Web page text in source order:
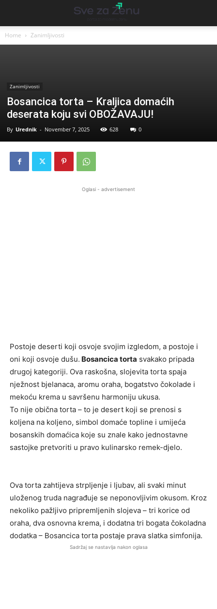
Home Zanimljivosti
Zanimljivosti
Bosancica torta – Kraljica domaćih
deserata koju svi OBOŽAVAJU!
By Urednik - November 7, 2025 628 0
Oglasi - advertisement
Postoje deserti koji osvoje svojim izgledom, a postoje i
oni koji osvoje dušu. Bosancica torta svakako pripada
drugoj kategoriji. Ova raskošna, slojevita torta spaja
nježnost bjelanaca, aromu oraha, bogatstvo čokolade i
mekoću krema u savršenu harmoniju ukusa.
To nije obična torta – to je desert koji se prenosi s
koljena na koljeno, simbol domaće topline i umijeća
bosanskih domaćica koje su znale kako jednostavne
sastojke pretvoriti u pravo kulinarsko remek-djelo.
Ova torta zahtijeva strpljenje i ljubav, ali svaki minut
uloženog truda nagrađuje se neponovljivim okusom. Kroz
nekoliko pažljivo pripremljenih slojeva – tri korice od
oraha, dva osnovna krema, i dodatna tri bogata čokoladna
dodatka – Bosancica torta postaje prava slatka simfonija.
Sadržaj se nastavlja nakon oglasa